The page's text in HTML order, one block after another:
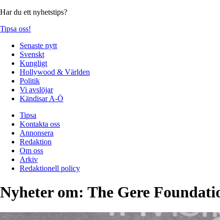
Har du ett nyhetstips?
Tipsa oss!
Senaste nytt
Svenskt
Kungligt
Hollywood & Världen
Politik
Vi avslöjar
Kändisar A-Ö
Tipsa
Kontakta oss
Annonsera
Redaktion
Om oss
Arkiv
Redaktionell policy
Nyheter om: The Gere